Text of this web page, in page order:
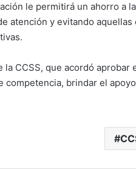
le permitirá un ahorro a
atención y evitando
la CCSS, que acordó
competencia, brindar el